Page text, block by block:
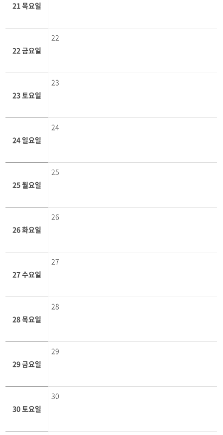
21 목요일
22 금요일
22
23 토요일
23
24 일요일
24
25 월요일
25
26 화요일
26
27 수요일
27
28 목요일
28
29 금요일
29
30 토요일
30